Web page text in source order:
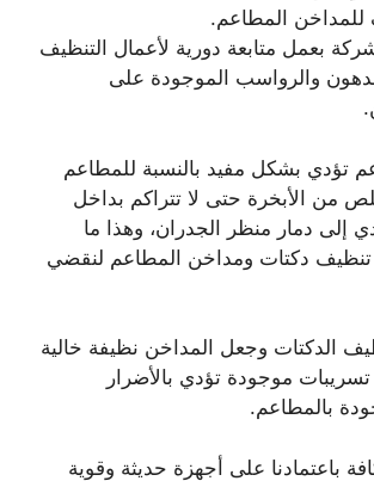
للمداخن المطاعم.
بعمل متابعة دورية لأعمال التنظيف
والرواسب الموجودة على
تؤدي بشكل مفيد بالنسبة للمطاعم
من الأبخرة حتى لا تتراكم بداخل
إلى دمار منظر الجدران، وهذا ما
دكتات ومداخن المطاعم لنقضي
الدكتات وجعل المداخن نظيفة خالية
موجودة تؤدي بالأضرار
بالمطاعم.
باعتمادنا على أجهزة حديثة وقوية